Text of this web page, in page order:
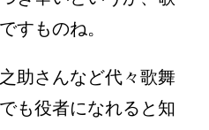
すものね。
助さんなど代々歌舞
も役者になれると知